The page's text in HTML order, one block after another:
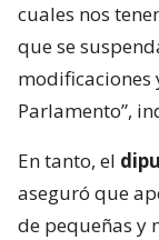
cuales nos
que se
modificaciones
Parlamento”,
En tanto, el
aseguró que
de pequeñas y